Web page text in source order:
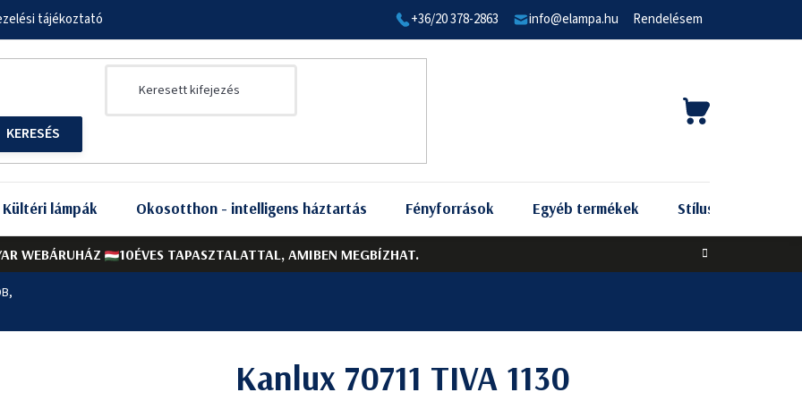
WEBÁRUHÁZ 10ÉVES TAPASZTALATTAL, AMIBEN MEGBÍZHAT.
tájékoztató +36/20 378-2863 info@elampa.hu Rendelésem
KOSÁR
Kültéri lámpák Okosotthon - intelligens háztartás Fényforrások Egyéb termékek Stílus szerint
Kanlux 70711 TIVA 1130